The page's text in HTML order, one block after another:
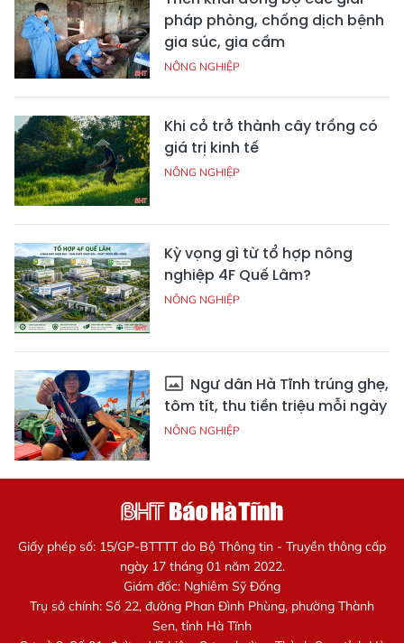
pháp phòng, chống dịch bệnh
gia súc, gia cầm
NÔNG NGHIỆP
Khi cỏ trở thành cây trồng có
giá trị kinh tế
NÔNG NGHIỆP
Kỳ vọng gì từ tổ hợp nông
nghiệp 4F Quế Lâm?
NÔNG NGHIỆP
Ngư dân Hà Tĩnh trúng ghẹ,
tôm tít, thu tiền triệu mỗi ngày
NÔNG NGHIỆP
Giấy phép số: 15/GP-BTTTT do Bộ Thông tin - Truyền thông cấp
ngày 17 tháng 01 năm 2022.
Giám đốc: Nghiêm Sỹ Đống
Trụ sở chính: Số 22, đường Phan Đình Phùng, phường Thành
Sen, tỉnh Hà Tĩnh